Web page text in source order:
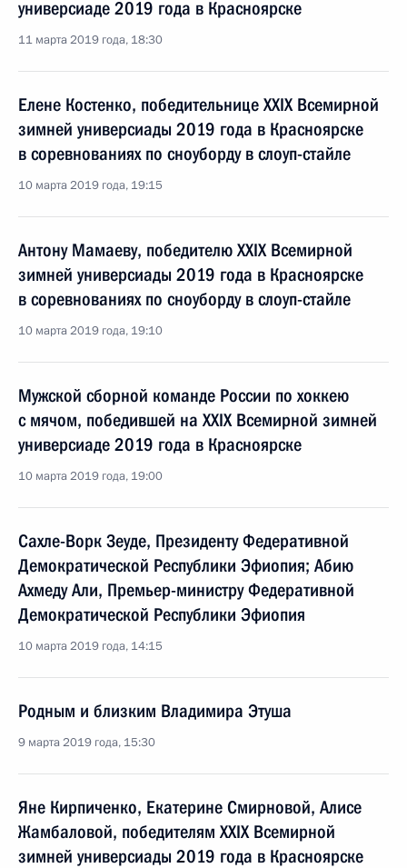
универсиаде 2019 года в Красноярске
11 марта 2019 года, 18:30
Елене Костенко, победительнице XXIX Всемирной
зимней универсиады 2019 года в Красноярске
в соревнованиях по сноуборду в слоуп-стайле
10 марта 2019 года, 19:15
Антону Мамаеву, победителю XXIX Всемирной
зимней универсиады 2019 года в Красноярске
в соревнованиях по сноуборду в слоуп-стайле
10 марта 2019 года, 19:10
Мужской сборной команде России по хоккею
с мячом, победившей на XXIX Всемирной зимней
универсиаде 2019 года в Красноярске
10 марта 2019 года, 19:00
Сахле-Ворк Зеуде, Президенту Федеративной
Демократической Республики Эфиопия; Абию
Ахмеду Али, Премьер-министру Федеративной
Демократической Республики Эфиопия
10 марта 2019 года, 14:15
Родным и близким Владимира Этуша
9 марта 2019 года, 15:30
Яне Кирпиченко, Екатерине Смирновой, Алисе
Жамбаловой, победителям XXIX Всемирной
зимней универсиады 2019 года в Красноярске